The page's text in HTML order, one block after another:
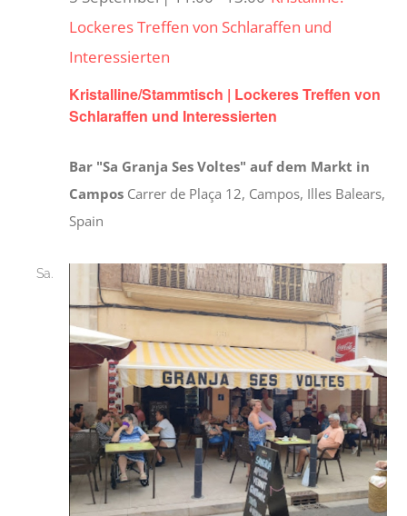
Kristalline/Stammtisch | Lockeres Treffen von
Schlaraffen und Interessierten
Lockeres Treffen von Schlaraffen und
Interessierten
Bar "Sa Granja Ses Voltes" auf dem Markt in
Campos Carrer de Plaça 12, Campos, Illes Balears,
Spain
Sa.